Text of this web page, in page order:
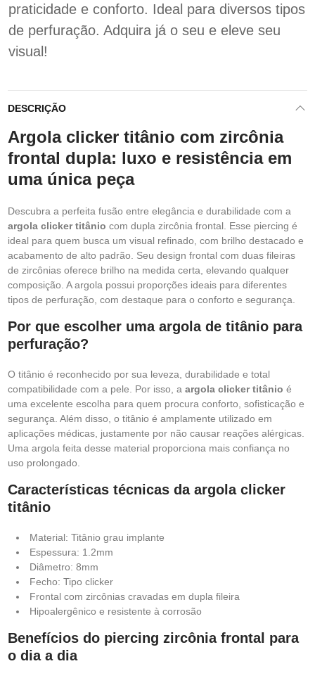
praticidade e conforto. Ideal para diversos tipos
de perfuração. Adquira já o seu e eleve seu
visual!
DESCRIÇÃO
Argola clicker titânio com zircônia
frontal dupla: luxo e resistência em
uma única peça
Descubra a perfeita fusão entre elegância e durabilidade com a
argola clicker titânio com dupla zircônia frontal. Esse piercing é
ideal para quem busca um visual refinado, com brilho destacado e
acabamento de alto padrão. Seu design frontal com duas fileiras
de zircônias oferece brilho na medida certa, elevando qualquer
composição. A argola possui proporções ideais para diferentes
tipos de perfuração, com destaque para o conforto e segurança.
Por que escolher uma argola de titânio para
perfuração?
O titânio é reconhecido por sua leveza, durabilidade e total
compatibilidade com a pele. Por isso, a argola clicker titânio é
uma excelente escolha para quem procura conforto, sofisticação e
segurança. Além disso, o titânio é amplamente utilizado em
aplicações médicas, justamente por não causar reações alérgicas.
Uma argola feita desse material proporciona mais confiança no
uso prolongado.
Características técnicas da argola clicker
titânio
Material: Titânio grau implante
Espessura: 1.2mm
Diâmetro: 8mm
Fecho: Tipo clicker
Frontal com zircônias cravadas em dupla fileira
Hipoalergênico e resistente à corrosão
Benefícios do piercing zircônia frontal para
o dia a dia